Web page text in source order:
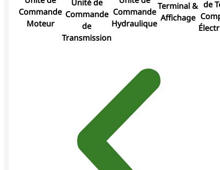
Commande
Moteur
Unité de
Commande
de
Transmission
Commande
Hydraulique
Terminal &
Affichage
de